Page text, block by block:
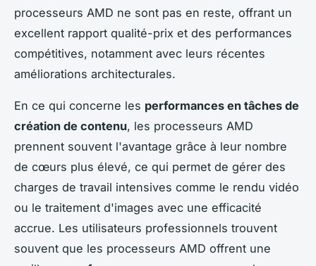
processeurs AMD ne sont pas en reste, offrant un
excellent rapport qualité-prix et des performances
compétitives, notamment avec leurs récentes
améliorations architecturales.
En ce qui concerne les performances en tâches de
création de contenu, les processeurs AMD
prennent souvent l'avantage grâce à leur nombre
de cœurs plus élevé, ce qui permet de gérer des
charges de travail intensives comme le rendu vidéo
ou le traitement d'images avec une efficacité
accrue. Les utilisateurs professionnels trouvent
souvent que les processeurs AMD offrent une